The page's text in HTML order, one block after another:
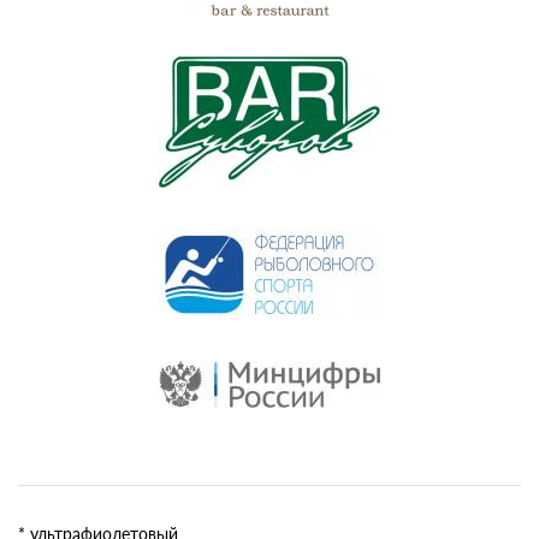
* ультрафиолетовый